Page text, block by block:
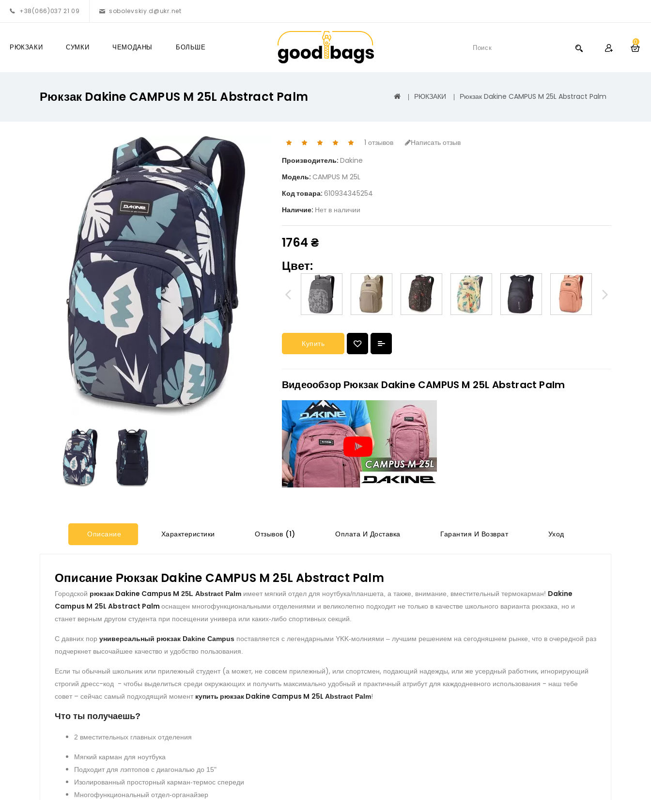
+38(066)037 21 09 sobolevskiy.d@ukr.net
0
РЮКЗАКИ СУМКИ ЧЕМОДАНЫ БОЛЬШЕ
Рюкзак Dakine CAMPUS M 25L Abstract Palm РЮКЗАКИ Рюкзак Dakine CAMPUS M 25L Abstract Palm
1 отзывов
Написать отзыв
Производитель: Dakine
Модель: CAMPUS M 25L
Код товара: 610934345254
Наличие: Нет в наличии
1764 ₴
Цвет:
Купить
Видеообзор Рюкзак Dakine CAMPUS M 25L Abstract Palm
Описание Характеристики Отзывов (1) Оплата И Доставка Гарантия И Возврат Уход
Описание Рюкзак Dakine CAMPUS M 25L Abstract Palm
Городской рюкзак Dakine Campus M 25L Abstract Palm имеет мягкий отдел для ноутбука/планшета, а также, внимание, вместительный термокарман! Dakine
Campus M 25L Abstract Palm оснащен многофункциональными отделениями и великолепно подходит не только в качестве школьного варианта рюкзака, но и
станет верным другом студента при посещении универа или каких-либо спортивных секций.
С давних пор универсальный рюкзак Dakine Campus поставляется с легендарными YKK-молниями – лучшим решением на сегодняшнем рынке, что в очередной раз
подчеркнет высочайшее качество и удобство пользования.
Если ты обычный школьник или прилежный студент (а может, не совсем прилежный), или спортсмен, подающий надежды, или же усердный работник, игнорирующий
строгий дресс-код - чтобы выделиться среди окружающих и получить максимально удобный и практичный атрибут для каждодневного использования - наш тебе
совет – сейчас самый подходящий момент купить рюкзак Dakine Campus M 25L Abstract Palm!
Что ты получаешь?
2 вместительных главных отделения
Мягкий карман для ноутбука
Подходит для лэптопов с диагональю до 15"
Изолированный просторный карман-термос спереди
Многофункциональный отдел-органайзер